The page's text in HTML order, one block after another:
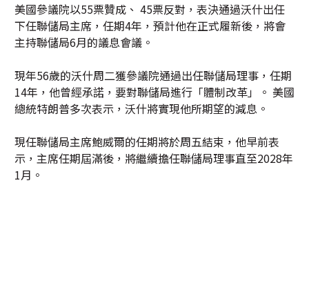
美國參議院以55票贊成、 45票反對，表決通過沃什出任
下任聯儲局主席，任期4年，預計他在正式履新後，將會
主持聯儲局6月的議息會議。
現年56歲的沃什周二獲參議院通過出任聯儲局理事，任期
14年，他曾經承諾，要對聯儲局進行「體制改革」。 美國
總統特朗普多次表示，沃什將實現他所期望的減息。
現任聯儲局主席鮑威爾的任期將於周五結束，他早前表
示，主席任期屆滿後，將繼續擔任聯儲局理事直至2028年
1月。